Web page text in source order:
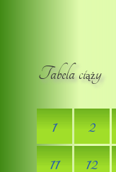
Tabela ciąży
1 2
11
12